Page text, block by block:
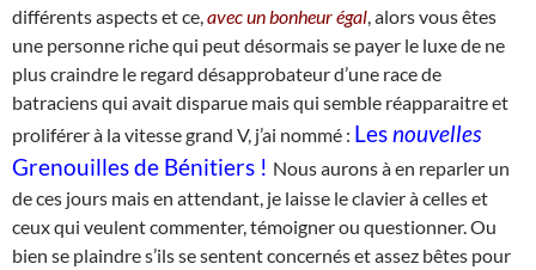
différents aspects et ce, avec un bonheur égal , alors vous êtes
une personne riche qui peut désormais se payer le luxe de ne
plus craindre le regard désapprobateur d’une race de
batraciens qui avait disparue mais qui semble réapparaitre et
proliférer à la vitesse grand V, j’ai nommé : Lesnouvelles
Grenouilles de Bénitiers ! Nous aurons à en reparler un
de ces jours mais en attendant, je laisse le clavier à celles et
ceux qui veulent commenter, témoigner ou questionner. Ou
bien se plaindre s’ils se sentent concernés et assez bêtes pour